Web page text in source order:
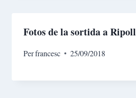
Fotos de la sortida a Ripoll
Perfrancesc 25/09/2018